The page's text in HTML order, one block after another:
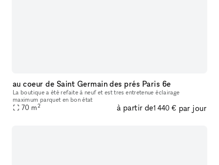
au coeur de Saint Germain des prés Paris 6e
La boutique a été refaite à neuf et est tres entretenue éclairage
maximum parquet en bon état
70 m2 à partir de1 440 € par jour